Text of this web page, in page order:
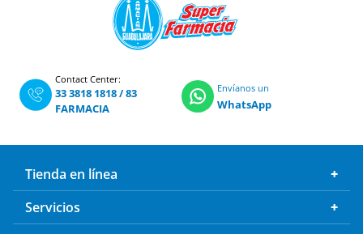
Contact Center:
33 3818 1818/83
FARMACIA
Envíanos un
WhatsApp
Tienda en línea
Servicios